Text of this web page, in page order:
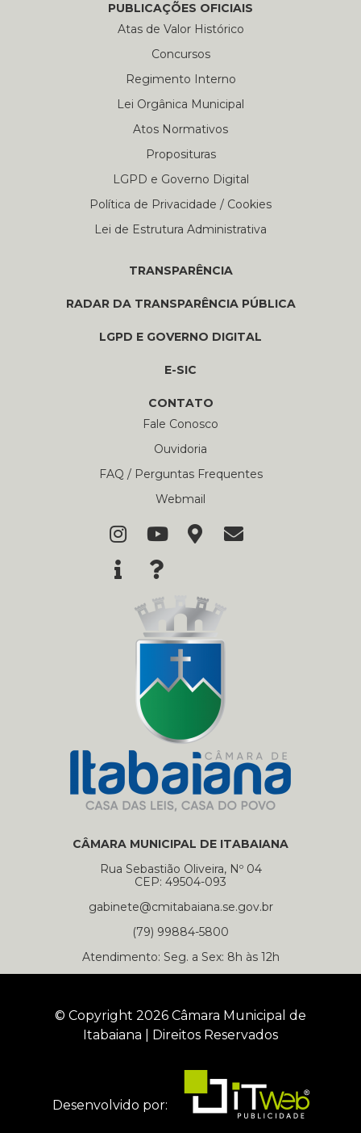
PUBLICAÇÕES OFICIAIS
Atas de Valor Histórico
Concursos
Regimento Interno
Lei Orgânica Municipal
Atos Normativos
Proposituras
LGPD e Governo Digital
Política de Privacidade / Cookies
Lei de Estrutura Administrativa
TRANSPARÊNCIA
RADAR DA TRANSPARÊNCIA PÚBLICA
LGPD E GOVERNO DIGITAL
E-SIC
CONTATO
Fale Conosco
Ouvidoria
FAQ / Perguntas Frequentes
Webmail
CÂMARA MUNICIPAL DE ITABAIANA
Rua Sebastião Oliveira, Nº 04
CEP: 49504-093
gabinete@cmitabaiana.se.gov.br
(79) 99884-5800
Atendimento: Seg. a Sex: 8h às 12h
© Copyright 2026 Câmara Municipal de
Itabaiana | Direitos Reservados
Desenvolvido por: